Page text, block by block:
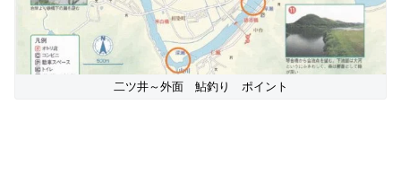
二ツ井～外面 鮎釣り ポイント